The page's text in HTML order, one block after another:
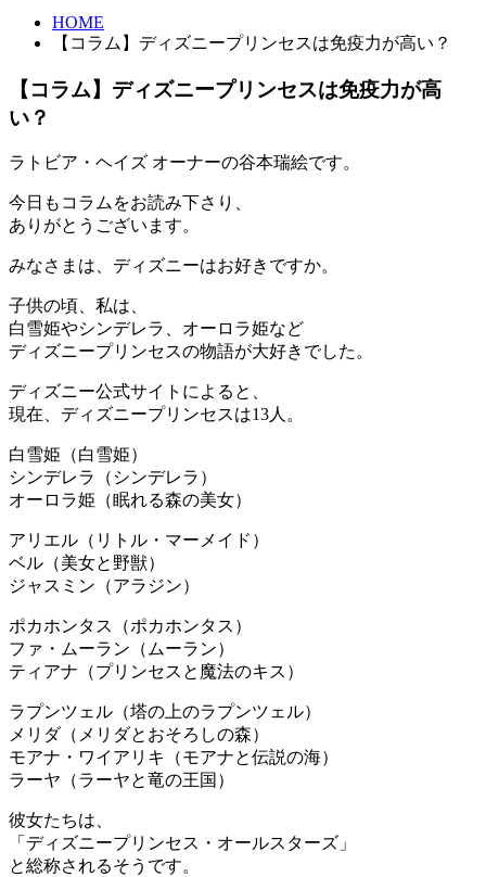
HOME
【コラム】ディズニープリンセスは免疫力が高い？
【コラム】ディズニープリンセスは免疫力が高
い？
ラトビア・ヘイズ オーナーの谷本瑞絵です。
今日もコラムをお読み下さり、
ありがとうございます。
みなさまは、ディズニーはお好きですか。
子供の頃、私は、
白雪姫やシンデレラ、オーロラ姫など
ディズニープリンセスの物語が大好きでした。
ディズニー公式サイトによると、
現在、ディズニープリンセスは13人。
白雪姫（白雪姫）
シンデレラ（シンデレラ）
オーロラ姫（眠れる森の美女）
アリエル（リトル・マーメイド）
ベル（美女と野獣）
ジャスミン（アラジン）
ポカホンタス（ポカホンタス）
ファ・ムーラン（ムーラン）
ティアナ（プリンセスと魔法のキス）
ラプンツェル（塔の上のラプンツェル）
メリダ（メリダとおそろしの森）
モアナ・ワイアリキ（モアナと伝説の海）
ラーヤ（ラーヤと竜の王国）
彼女たちは、
「ディズニープリンセス・オールスターズ」
と総称されるそうです。